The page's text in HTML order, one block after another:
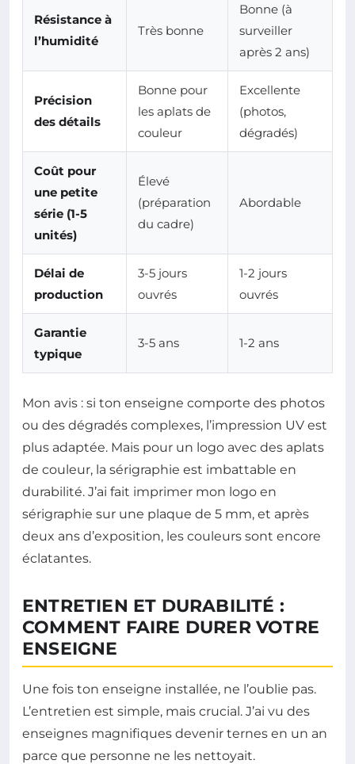
Résistance à
l’humidité
Très bonne
Bonne (à
surveiller
après 2 ans)
Précision
des détails
Bonne pour
les aplats de
couleur
Excellente
(photos,
dégradés)
Coût pour
une petite
série (1-5
unités)
Élevé
(préparation
du cadre)
Abordable
Délai de
production
3-5 jours
ouvrés
1-2 jours
ouvrés
Garantie
typique
3-5 ans 1-2 ans
Mon avis : si ton enseigne comporte des photos
ou des dégradés complexes, l’impression UV est
plus adaptée. Mais pour un logo avec des aplats
de couleur, la sérigraphie est imbattable en
durabilité. J’ai fait imprimer mon logo en
sérigraphie sur une plaque de 5 mm, et après
deux ans d’exposition, les couleurs sont encore
éclatantes.
ENTRETIEN ET DURABILITÉ :
COMMENT FAIRE DURER VOTRE
ENSEIGNE
Une fois ton enseigne installée, ne l’oublie pas.
L’entretien est simple, mais crucial. J’ai vu des
enseignes magnifiques devenir ternes en un an
parce que personne ne les nettoyait.